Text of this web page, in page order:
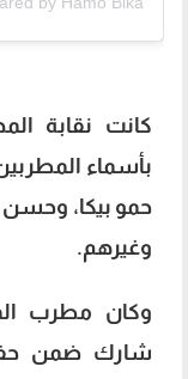
كانت نقابة
بأسماء
حمو بيكا،
وغيرهم.
وكان مطرب
شارك ضمن